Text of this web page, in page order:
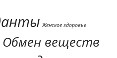
Женское здоровье
Обмен веществ